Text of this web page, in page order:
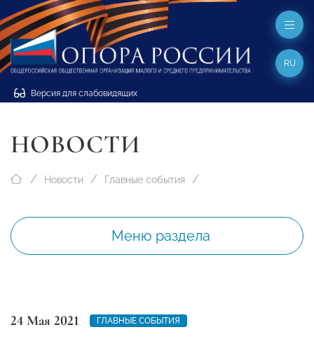
Версия для слабовидящих
RU
НОВОСТИ
Новости Главные события
Меню раздела
24 Мая 2021 ГЛАВНЫЕ СОБЫТИЯ